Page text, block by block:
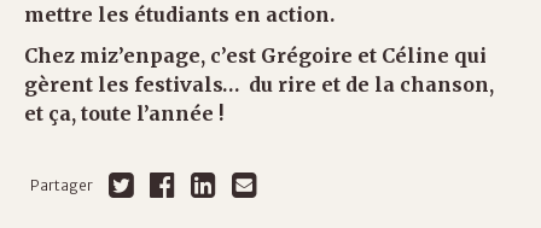
mettre les étudiants en action.
Chez miz’enpage, c’est Grégoire et Céline qui
gèrent les festivals… du rire et de la chanson,
et ça, toute l’année !
Partager